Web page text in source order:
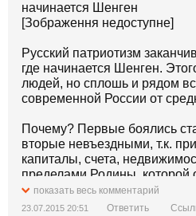
начинается Шенген
[Зображення недоступне]
Русский патриотизм
где начинается Шенген.
людей, но сплошь и рядом
современной России от
Почему? Первые боялись
вторые невъездными, т.к.
капиталы, счета,
пределами Родины, которой
Процесс пошел. Сначала
показать весь комментарий
23.07.2015 20:51 Ответить